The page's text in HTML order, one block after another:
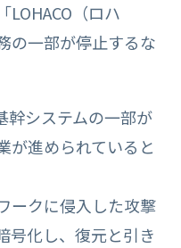
LOHACO（ロハ
の一部が停止するな
幹システムの一部が
が進められていると
ークに侵入した攻撃
号化し、復元と引き